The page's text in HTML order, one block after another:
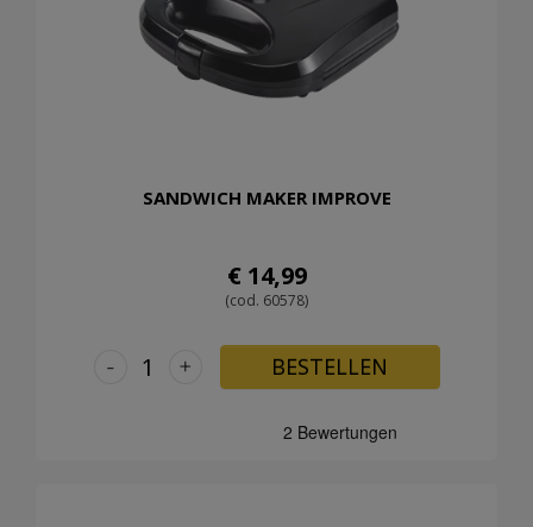
SANDWICH MAKER IMPROVE
€ 14,99
(cod. 60578)
+
- BESTELLEN